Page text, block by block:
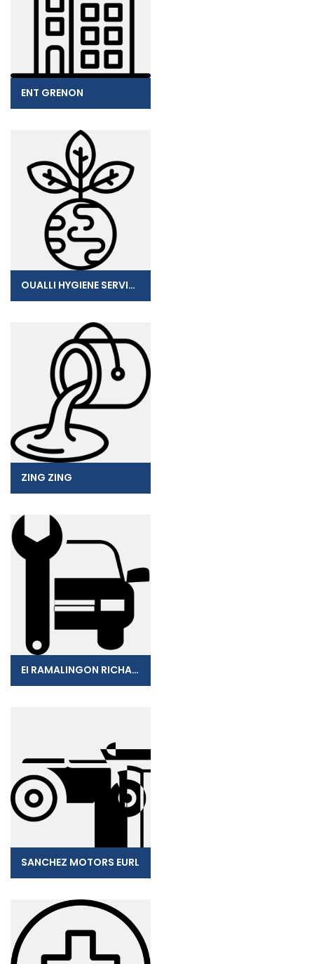
ENT GRENON
OUALLI HYGIENE SERVICES (O.H.S)
ZING ZING
EI RAMALINGON RICHARD
SANCHEZ MOTORS EURL